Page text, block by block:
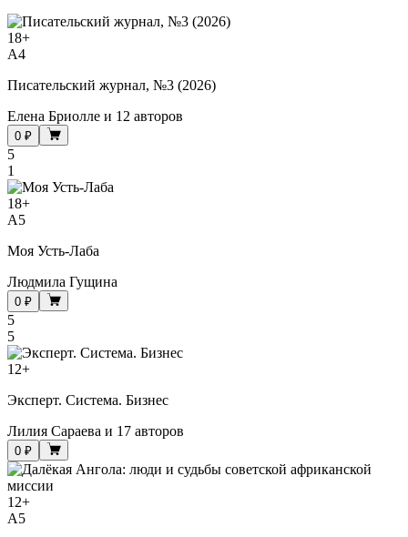
18+
A4
Писательский журнал, №3 (2026)
Елена Бриолле и 12 авторов
0 ₽
5
1
18+
A5
Моя Усть-Лаба
Людмила Гущина
0 ₽
5
5
12+
Эксперт. Система. Бизнес
Лилия Сараева и 17 авторов
0 ₽
12+
A5